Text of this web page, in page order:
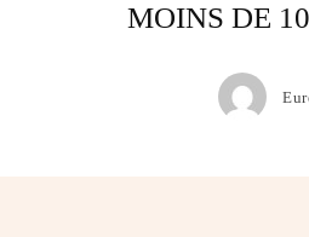
MOINS DE